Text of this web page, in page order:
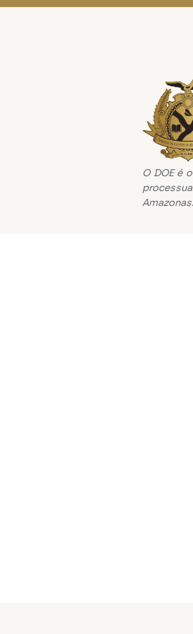
O DOE é
Amazonas.